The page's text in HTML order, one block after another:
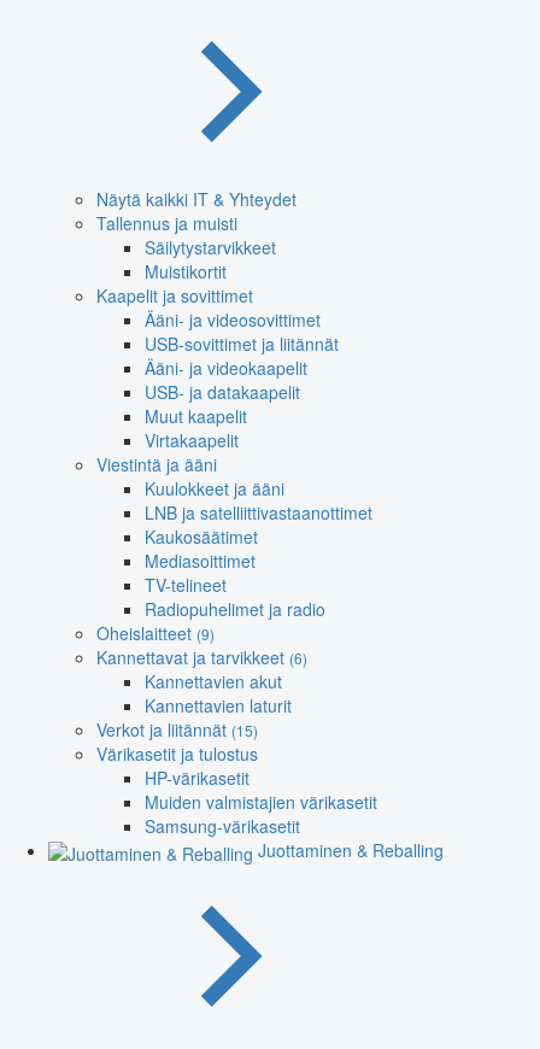
Näytä kaikki IT & Yhteydet
Tallennus ja muisti
Säilytystarvikkeet
Muistikortit
Kaapelit ja sovittimet
Ääni- ja videosovittimet
USB-sovittimet ja liitännät
Ääni- ja videokaapelit
USB- ja datakaapelit
Muut kaapelit
Virtakaapelit
Viestintä ja ääni
Kuulokkeet ja ääni
LNB ja satelliittivastaanottimet
Kaukosäätimet
Mediasoittimet
TV-telineet
Radiopuhelimet ja radio
Oheislaitteet (9)
Kannettavat ja tarvikkeet (6)
Kannettavien akut
Kannettavien laturit
Verkot ja liitännät (15)
Värikasetit ja tulostus
HP-värikasetit
Muiden valmistajien värikasetit
Samsung-värikasetit
Juottaminen & Reballing